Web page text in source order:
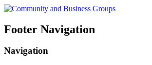
Footer Navigation
Navigation